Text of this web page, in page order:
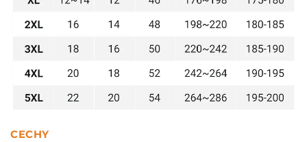
CECHY